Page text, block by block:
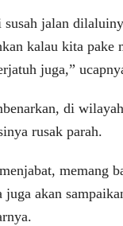
jalan
kalau kita pake
juga,”
di
rusak parah.
memang
akan